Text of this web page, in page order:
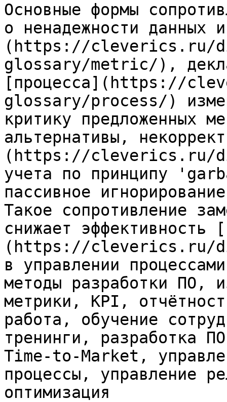
Основные формы
о ненадежности данных
(https://cleverics.ru/
glossary/metric/),
[процесса](https://
glossary/process/)
критику предложенных
альтернативы,
(https://cleverics.ru/
учета по принципу
пассивное
Такое сопротивление
снижает эффективность
(https://cleverics.ru/
в управлении
методы разработки ПО,
метрики, KPI,
работа, обучение
тренинги, разработка
Time-to-Market,
процессы, управление
оптимизация